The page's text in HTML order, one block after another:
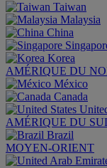
Taiwan
Malaysia
China
Korea
AMÉRIQUE DU
México
Canada
AMÉRIQUE DU
Brazil
MOYEN-ORIENT